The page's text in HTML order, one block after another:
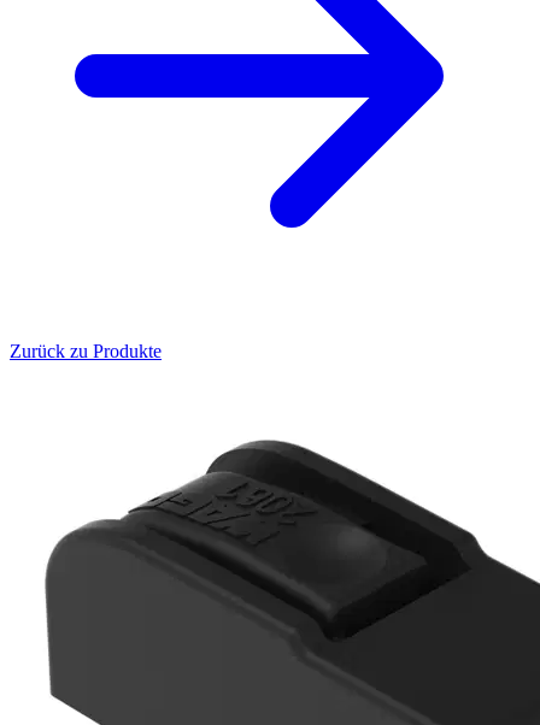
Zurück zu Produkte